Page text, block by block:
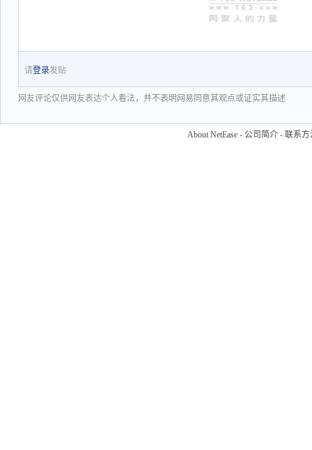
请登录发贴
网友评论仅供网友表达个人看法，并不表明网易同意其观点或证实其描述
About NetEase - 公司简介 - 联系方